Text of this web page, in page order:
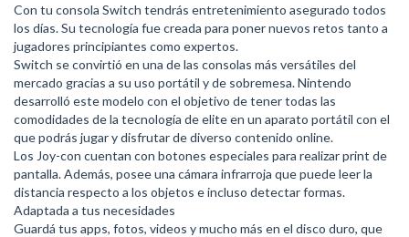
Con tu consola Switch tendrás entretenimiento asegurado todos
los días. Su tecnología fue creada para poner nuevos retos tanto a
jugadores principiantes como expertos.
Switch se convirtió en una de las consolas más versátiles del
mercado gracias a su uso portátil y de sobremesa. Nintendo
desarrolló este modelo con el objetivo de tener todas las
comodidades de la tecnología de elite en un aparato portátil con el
que podrás jugar y disfrutar de diverso contenido online.
Los Joy-con cuentan con botones especiales para realizar print de
pantalla. Además, posee una cámara infrarroja que puede leer la
distancia respecto a los objetos e incluso detectar formas.
Adaptada a tus necesidades
Guardá tus apps, fotos, videos y mucho más en el disco duro, que